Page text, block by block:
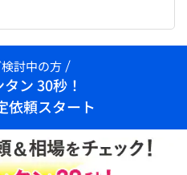
討中の方
ン 30秒！
依頼スタート